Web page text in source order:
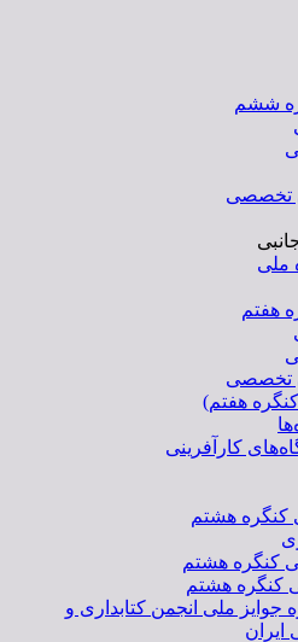
ششم
تخصصی
ملی
هفتم
تخصصی
هفتم)
کارآفرینی
کنگره هشتم
کنگره هشتم
کنگره هشتم
جوایز ملی انجمن کتابداری و
ایران